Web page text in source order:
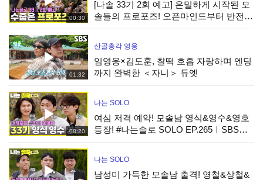
00:30
[나솔 33기 2회 예고] 은밀하게 시작된 모
솔들의 프로포즈! 오픈마인드부터 반전
01:32
산골총각 영웅
임영웅×김도훈, 찰떡 호흡 자랑하며 엔딩
까지 완벽한 ＜자니＞ 듀엣
08:20
나는 SOLO
여심 저격 예약! 모솔남 영식&영수&영호
등장! #나는솔로 SOLO EP.265ㅣSBS
나는 SOLO
남성미 가득한 모솔남 출격! 영철&상철&